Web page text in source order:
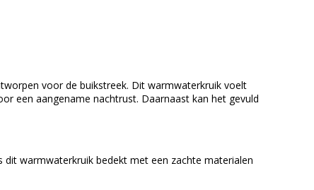
voor de buikstreek. Dit warmwaterkruik voelt
een aangename nachtrust. Daarnaast kan het gevuld
warmwaterkruik bedekt met een zachte materialen